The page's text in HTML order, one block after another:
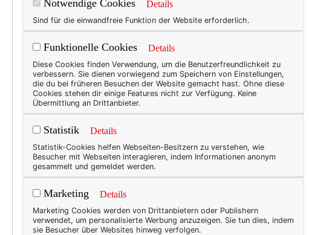
TEXTERELLA
Ein
Was für
wunderbare
lassen und
gutes
Orte also,
immer…
Notwendige Cookies Details
Sind für die einwandfreie Funktion der Website erforderlich.
Funktionelle Cookies Details
Diese Cookies finden Verwendung, um die Benutzerfreundlichkeit zu
verbessern. Sie dienen vorwiegend zum Speichern von Einstellungen,
die du bei früheren Besuchen der Website gemacht hast. Ohne diese
Cookies stehen dir einige Features nicht zur Verfügung. Keine
Übermittlung an Drittanbieter.
Statistik Details
Statistik-Cookies helfen Webseiten-Besitzern zu verstehen, wie
Besucher mit Webseiten interagieren, indem Informationen anonym
gesammelt und gemeldet werden.
Marketing Details
Marketing Cookies werden von Drittanbietern oder Publishern
verwendet, um personalisierte Werbung anzuzeigen. Sie tun dies, indem
sie Besucher über Websites hinweg verfolgen.